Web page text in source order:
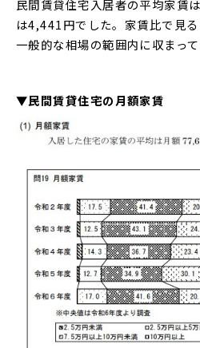
民間賃貸住宅入居者の平均家賃
は4,441円でした。家賃比で見る
一般的な相場の範囲内に収まっ
▼民間賃貸住宅の月額家賃